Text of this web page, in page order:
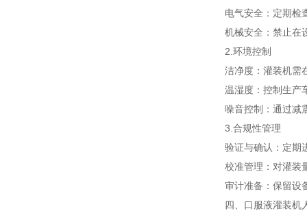
电气安全：定期检查
机械安全：禁止在设
2.环境控制
洁净度：灌装机需在
温湿度：控制生产车
噪音控制：通过减震
3.合规性管理
验证与确认：定期进
校准管理：对灌装量
审计准备：保留设备
四、口服液灌装机人